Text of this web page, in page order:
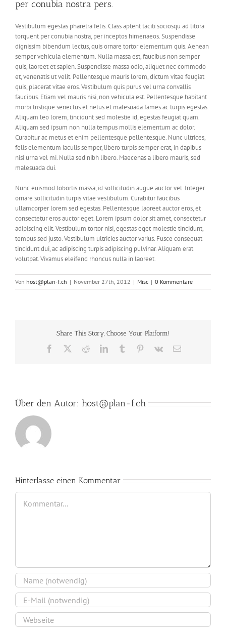
per conubia nostra pers.
Vestibulum egestas pharetra felis. Class aptent taciti sociosqu ad litora
torquent per conubia nostra, per inceptos himenaeos. Suspendisse
dignissim bibendum lectus, quis ornare tortor elementum quis. Aenean
semper vehicula elementum. Nulla massa est, faucibus non semper
quis, laoreet et sapien. Suspendisse massa odio, aliquet nec commodo
et, venenatis ut velit. Pellentesque mauris lorem, dictum vitae feugiat
quis, placerat vitae eros. Vestibulum quis purus vel urna convallis
faucibus. Etiam vel mauris nisi, non vehicula est. Pellentesque habitant
morbi tristique senectus et netus et malesuada fames ac turpis egestas.
Aliquam leo lorem, tincidunt sed molestie id, egestas feugiat quam.
Aliquam sed ipsum non nulla tempus mollis elementum ac dolor.
Curabitur ac metus et enim pellentesque pellentesque. Nunc ultrices,
felis elementum iaculis semper, libero turpis semper erat, in dapibus
nisi urna vel mi. Nulla sed nibh libero. Maecenas a libero mauris, sed
malesuada dui.
Nunc euismod lobortis massa, id sollicitudin augue auctor vel. Integer
ornare sollicitudin turpis vitae vestibulum. Curabitur faucibus
ullamcorper lorem sed egestas. Pellentesque laoreet auctor eros, et
consectetur eros auctor eget. Lorem ipsum dolor sit amet, consectetur
adipiscing elit. Vestibulum tortor nisi, egestas eget molestie tincidunt,
tempus sed justo. Vestibulum ultricies auctor varius. Fusce consequat
tincidunt dui, ac adipiscing turpis adipiscing pulvinar. Aliquam erat
volutpat. Vivamus eleifend rhoncus nulla in laoreet.
Von host@plan-f.ch | November 27th, 2012 | Misc | 0 Kommentare
Share This Story, Choose Your Platform!
Facebook RedditLinkedInTumblr Pinterest
Vk
E-
Über den Autor: host@plan-f.ch
Hinterlasse einen Kommentar
Kommentar